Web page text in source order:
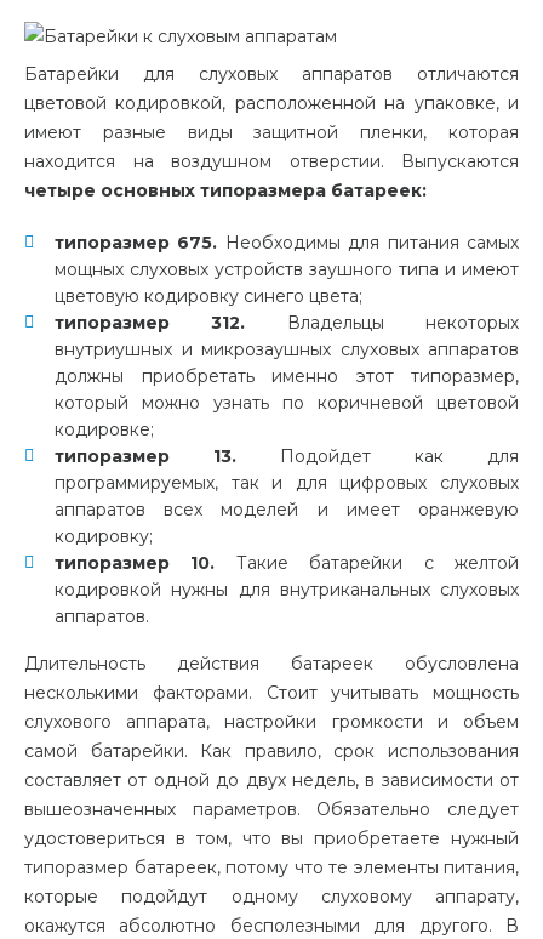
Батарейки для слуховых аппаратов отличаются
цветовой кодировкой, расположенной на упаковке, и
имеют разные виды защитной пленки, которая
находится на воздушном отверстии. Выпускаются
четыре основных типоразмера батареек:
типоразмер 675. Необходимы для питания самых
мощных слуховых устройств заушного типа и имеют
цветовую кодировку синего цвета;
типоразмер 312.
Владельцы некоторых
внутриушных и микрозаушных слуховых аппаратов
должны приобретать именно этот типоразмер,
который можно узнать по коричневой цветовой
кодировке;
типоразмер 13.
Подойдет как для
программируемых, так и для цифровых слуховых
аппаратов всех моделей и имеет оранжевую
кодировку;
типоразмер 10. Такие батарейки с желтой
кодировкой нужны для внутриканальных слуховых
аппаратов.
Длительность действия батареек обусловлена
несколькими факторами. Стоит учитывать мощность
слухового аппарата, настройки громкости и объем
самой батарейки. Как правило, срок использования
составляет от одной до двух недель, в зависимости от
вышеозначенных параметров. Обязательно следует
удостовериться в том, что вы приобретаете нужный
типоразмер батареек, потому что те элементы питания,
которые подойдут одному слуховому аппарату,
окажутся абсолютно бесполезными для другого. В